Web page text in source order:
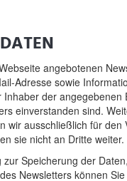
angebotenen
Adresse sowie
der angegebenen
einverstanden sind.
wir ausschließlich für
sie nicht an Dritte weiter.
zur Speicherung der
Newsletters können